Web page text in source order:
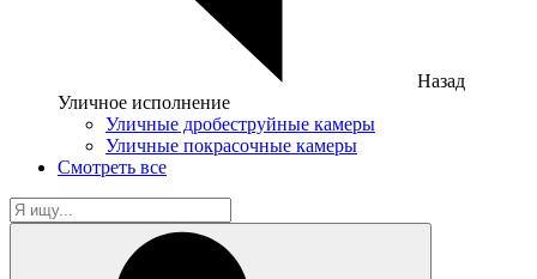
Назад
Уличное исполнение
Уличные дробеструйные камеры
Уличные покрасочные камеры
Смотреть все